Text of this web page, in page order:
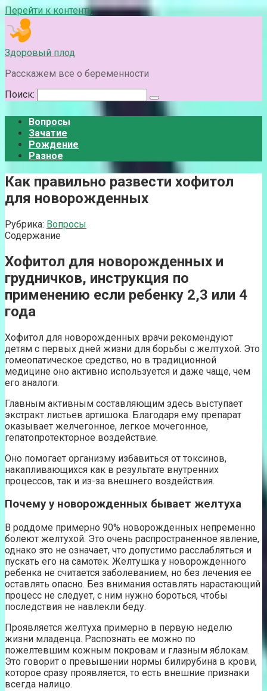
Перейти к контенту
Здоровый плод
Расскажем все о беременности
Поиск:
Вопросы
Зачатие
Рождение
Разное
Как правильно развести хофитол
для новорожденных
Рубрика: Вопросы
Содержание
Хофитол для новорожденных и
грудничков, инструкция по
применению если ребенку 2,3 или 4
года
Хофитол для новорожденных врачи рекомендуют
детям с первых дней жизни для борьбы с желтухой. Это
гомеопатическое средство, но в традиционной
медицине оно активно используется и даже чаще, чем
его аналоги.
Главным активным составляющим здесь выступает
экстракт листьев артишока. Благодаря ему препарат
оказывает желчегонное, легкое мочегонное,
гепатопротекторное воздействие.
Оно помогает организму избавиться от токсинов,
накапливающихся как в результате внутренних
процессов, так и из-за внешнего воздействия.
Почему у новорожденных бывает желтуха
В роддоме примерно 90% новорожденных непременно
болеют желтухой. Это очень распространенное явление,
однако это не означает, что допустимо расслабляться и
пускать его на самотек. Желтушка у новорожденного
ребенка не считается заболеванием, но без лечения ее
оставлять опасно. Без внимания оставлять нарастающий
процесс не следует, с ним нужно бороться, чтобы
последствия не навлекли беду.
Проявляется желтуха примерно в первую неделю
жизни младенца. Распознать ее можно по
пожелтевшим кожным покровам и глазным яблокам.
Это говорит о превышении нормы билирубина в крови,
которое сразу проявляется, то есть внешние признаки
всегда налицо.